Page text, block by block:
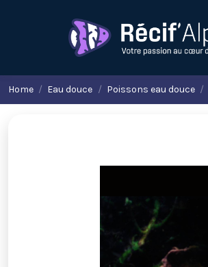
Home Eau douce Poissons eau douce